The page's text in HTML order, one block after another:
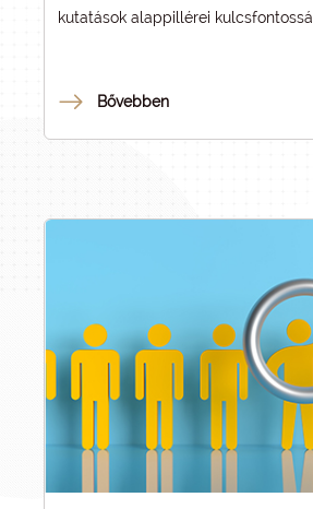
kutatások alappillérei
nemzeti és nemzetközi
a kutatás és innováció
Bővebben